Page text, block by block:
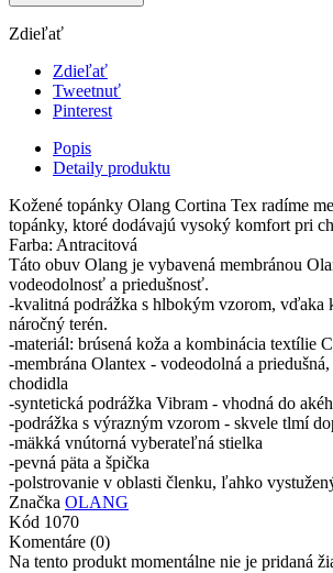
Zdieľať
Zdieľať
Tweetnuť
Pinterest
Popis
Detaily produktu
Kožené topánky Olang Cortina Tex radíme
topánky, ktoré dodávajú vysoký komfort pri
Farba: Antracitová
Táto obuv Olang je vybavená membránou
vodeodolnosť a priedušnosť.
-kvalitná podrážka s hlbokým vzorom, vďaka
náročný terén.
-materiál: brúsená koža a kombinácia textílie
-membrána Olantex - vodeodolná a
chodidla
-syntetická podrážka Vibram - vhodná do
-podrážka s výrazným vzorom - skvele tlmí
-mäkká vnútorná vyberateľná stielka
-pevná päta a špička
-polstrovanie v oblasti členku, ľahko
Značka OLANG
Kód 1070
Komentáre (0)
Na tento produkt momentálne nie je pridaná